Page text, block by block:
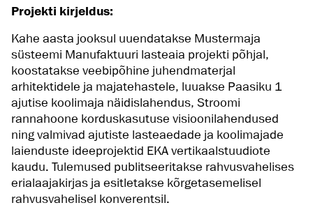
Projekti kirjeldus:
Kahe aasta jooksul uuendatakse Mustermaja
süsteemi Manufaktuuri lasteaia projekti põhjal,
koostatakse veebipõhine juhendmaterjal
arhitektidele ja majatehastele, luuakse Paasiku 1
ajutise koolimaja näidislahendus, Stroomi
rannahoone korduskasutuse visioonilahendused
ning valmivad ajutiste lasteaedade ja koolimajade
laienduste ideeprojektid EKA vertikaalstuudiote
kaudu. Tulemused publitseeritakse rahvusvahelises
erialaajakirjas ja esitletakse kõrgetasemelisel
rahvusvahelisel konverentsil.